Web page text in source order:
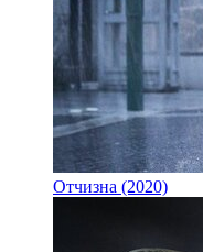
Отчизна (2020)